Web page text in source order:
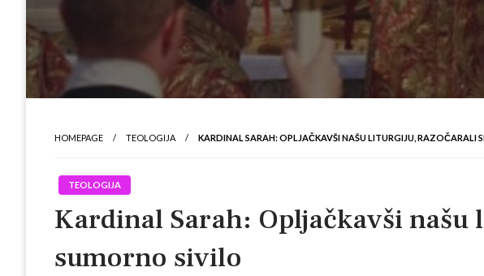
HOMEPAGE TEOLOGIJA KARDINAL SARAH: OPLJAČKAVŠI NAŠU LITURGIJU, RAZOČARALI
TEOLOGIJA
Kardinal Sarah: Opljačkavši
sumorno sivilo